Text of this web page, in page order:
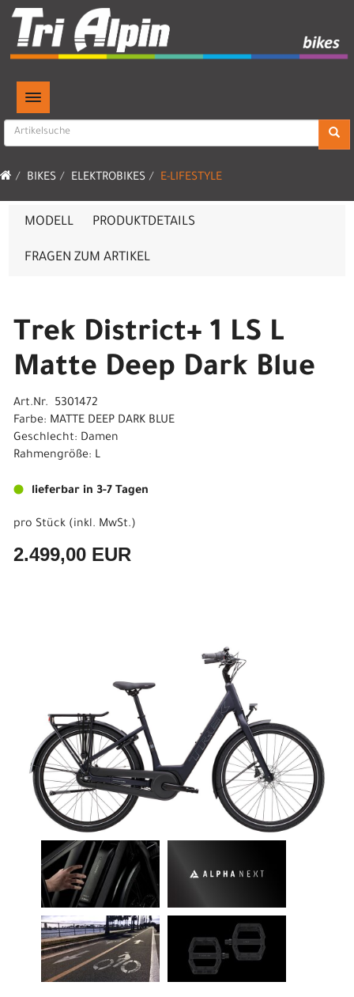
TOGGLE NAVIGATION
BIKES ELEKTROBIKES E-LIFESTYLE
MODELL PRODUKTDETAILS
FRAGEN ZUM ARTIKEL
Trek District+ 1 LS L
Matte Deep Dark Blue
Art.Nr. 5301472
Farbe: MATTE DEEP DARK BLUE
Geschlecht: Damen
Rahmengröße: L
lieferbar in 3-7 Tagen
pro Stück (inkl. MwSt.)
2.499,00 EUR